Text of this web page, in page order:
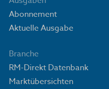
Abonnement
Aktuelle Ausgabe
Branche
RM-Direkt Datenbank
Marktübersichten